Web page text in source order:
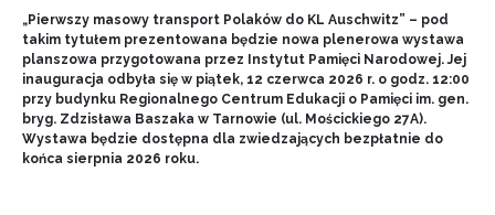
„Pierwszy masowy transport Polaków do KL Auschwitz” – pod
takim tytułem prezentowana będzie nowa plenerowa wystawa
planszowa przygotowana przez Instytut Pamięci Narodowej. Jej
inauguracja odbyła się w piątek, 12 czerwca 2026 r. o godz. 12:00
przy budynku Regionalnego Centrum Edukacji o Pamięci im. gen.
bryg. Zdzisława Baszaka w Tarnowie (ul. Mościckiego 27A).
Wystawa będzie dostępna dla zwiedzających bezpłatnie do
końca sierpnia 2026 roku.